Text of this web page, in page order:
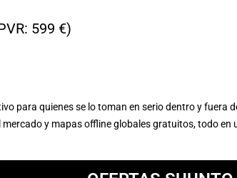
599 €)
para quienes se lo toman en serio dentro y fuera
y mapas offline globales gratuitos, todo